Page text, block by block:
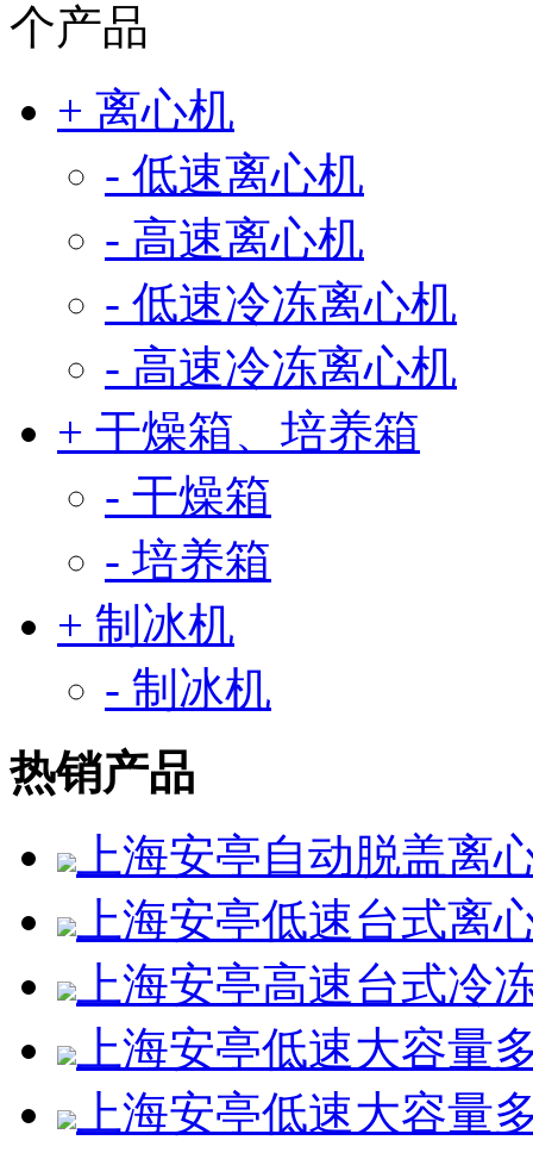
个产品
+ 离心机
- 低速离心机
- 高速离心机
- 低速冷冻离心机
- 高速冷冻离心机
+ 干燥箱、培养箱
- 干燥箱
- 培养箱
+ 制冰机
- 制冰机
热销产品
上海安亭自动脱盖离
上海安亭低速台式离
上海安亭高速台式冷
上海安亭低速大容量
上海安亭低速大容量